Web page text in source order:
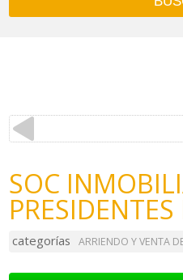
SOC
categorías ARRIENDO Y VENTA